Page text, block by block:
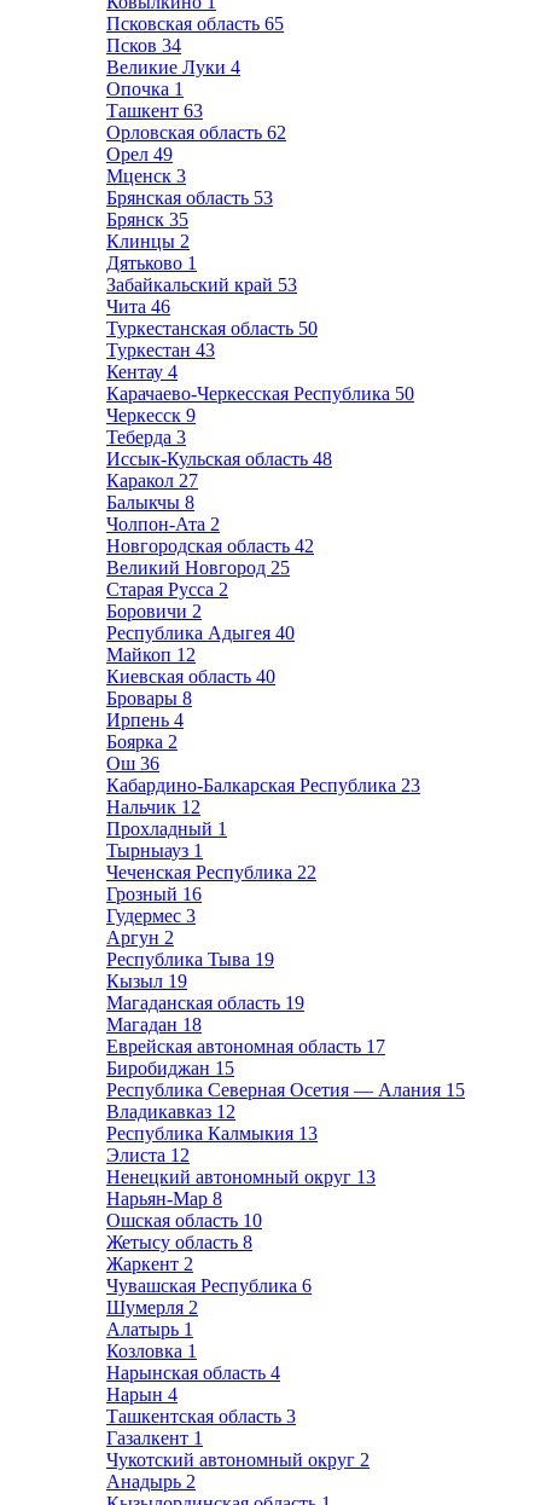
Псковская область 65
Псков 34
Великие Луки 4
Опочка 1
Ташкент 63
Орловская область 62
Орел 49
Мценск 3
Брянская область 53
Брянск 35
Клинцы 2
Дятьково 1
Забайкальский край 53
Чита 46
Туркестанская область 50
Туркестан 43
Кентау 4
Карачаево-Черкесская Республика 50
Черкесск 9
Теберда 3
Иссык-Кульская область 48
Каракол 27
Балыкчы 8
Чолпон-Ата 2
Новгородская область 42
Великий Новгород 25
Старая Русса 2
Боровичи 2
Республика Адыгея 40
Майкоп 12
Киевская область 40
Бровары 8
Ирпень 4
Боярка 2
Ош 36
Кабардино-Балкарская Республика 23
Нальчик 12
Прохладный 1
Тырныауз 1
Чеченская Республика 22
Грозный 16
Гудермес 3
Аргун 2
Республика Тыва 19
Кызыл 19
Магаданская область 19
Магадан 18
Еврейская автономная область 17
Биробиджан 15
Республика Северная Осетия — Алания 15
Владикавказ 12
Республика Калмыкия 13
Элиста 12
Ненецкий автономный округ 13
Нарьян-Мар 8
Ошская область 10
Жетысу область 8
Жаркент 2
Чувашская Республика 6
Шумерля 2
Алатырь 1
Козловка 1
Нарынская область 4
Нарын 4
Ташкентская область 3
Газалкент 1
Чукотский автономный округ 2
Анадырь 2